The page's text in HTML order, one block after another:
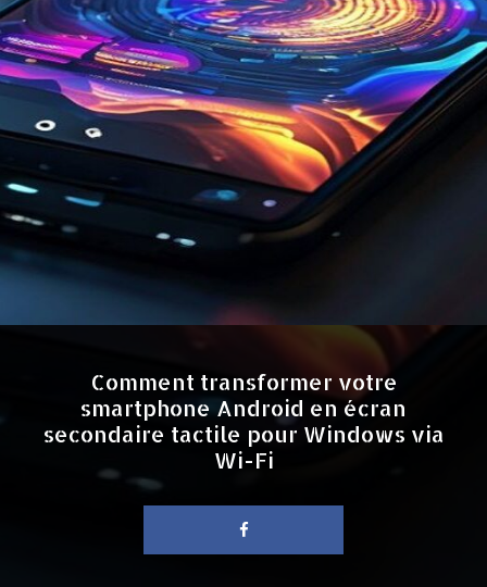
Comment transformer votre
smartphone Android en écran
secondaire tactile pour Windows via
Wi-Fi